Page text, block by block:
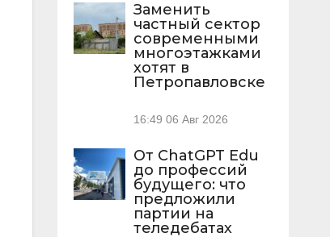
Заменить
частный сектор
современными
многоэтажками
хотят в
Петропавловске
16:49 06 Авг 2026
От ChatGPT Edu
до профессий
будущего: что
предложили
партии на
теледебатах